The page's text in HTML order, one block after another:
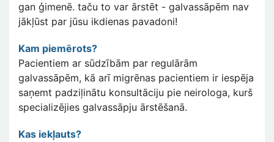
gan ģimenē. taču to var ārstēt - galvassāpēm nav
jākļūst par jūsu ikdienas pavadoni!
Kam piemērots?
Pacientiem ar sūdzībām par regulārām
galvassāpēm, kā arī migrēnas pacientiem ir iespēja
saņemt padziļinātu konsultāciju pie neirologa, kurš
specializējies galvassāpju ārstēšanā.
Kas iekļauts?